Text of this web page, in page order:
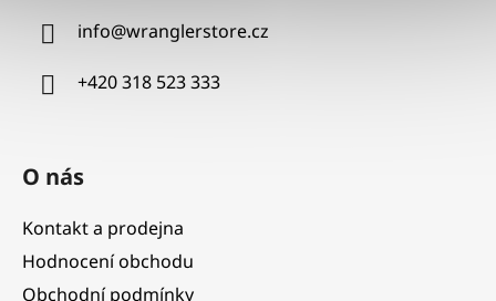
info@wranglerstore.cz
+420 318 523 333
O nás
Kontakt a prodejna
Hodnocení obchodu
Obchodní podmínky